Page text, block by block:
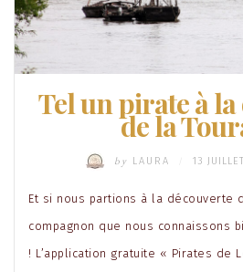
Tel un pirate à
de la
by LAURA 13
Et si nous partions à la découverte
compagnon que nous connaissons
! L’application gratuite « Pirates de